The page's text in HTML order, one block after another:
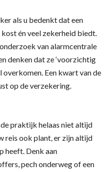
als u bedenkt dat een
én veel zekerheid biedt.
van alarmcentrale
denken dat ze ‘voorzichtig
overkomen. Een kwart van de
op de verzekering.
praktijk helaas niet altijd
reis ook plant, er zijn altijd
heeft. Denk aan
pech onderweg of een